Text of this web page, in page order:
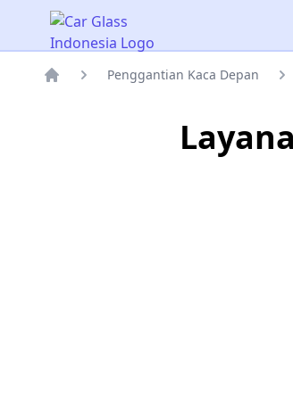
Car Glass Indonesia
Penggantian Kaca Depan